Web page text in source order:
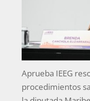
Aprueba IEEG
procedimientos